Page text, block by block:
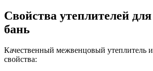
Свойства утеплителей
бань
Качественный межвенцовый утеплитель
свойства: